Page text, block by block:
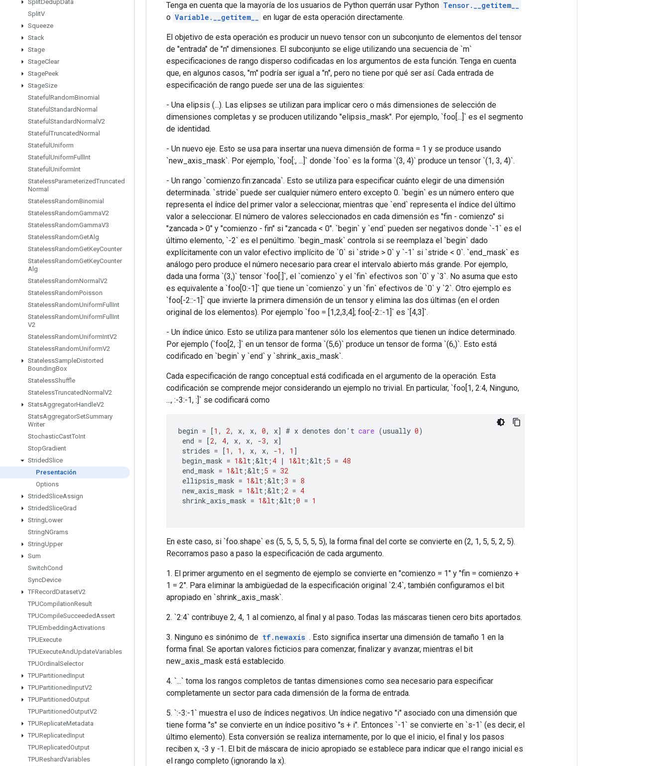
SplitDedupData
SplitV
Squeeze
Stack
Stage
StageClear
StagePeek
StageSize
Stateful RandomBinomial
Stateful StandardNormal
Stateful StandardNormal V2
Stateful TruncatedNormal
Stateful Uniform
Stateful UniformFull Int
Stateful UniformInt
StatelessParameterizedTruncated
Normal
StatelessRandomBinomial
StatelessRandomGammaV2
StatelessRandomGammaV3
StatelessRandomGetAlg
StatelessRandomGetKeyCounter
StatelessRandomGetKeyCounter
Alg
StatelessRandomNormal V2
StatelessRandomPoisson
StatelessRandomUniformFull Int
StatelessRandomUniformFull Int
V2
StatelessRandomUniformIntV2
StatelessRandomUniformV2
StatelessSampleDistorted
BoundingBox
StatelessShuffle
StatelessTruncatedNormal V2
StatsAggregatorHandleV2
StatsAggregatorSetSummary
Writer
StochasticCastToInt
StopGradient
StridedSlice
Presentación
Options
StridedSliceAssign
StridedSliceGrad
StringLower
StringNGrams
StringUpper
Sum
SwitchCond
SyncDevice
TFRecordDatasetV2
TPUCompilationResult
TPUCompileSucceededAssert
TPUEmbeddingActivations
TPUExecute
TPUExecuteAndUpdateVariables
TPUOrdinal Selector
TPUPartitionedInput
TPUPartitionedInputV2
TPUPartitionedOutput
TPUPartitionedOutputV2
TPUReplicateMetadata
TPUReplicatedInput
TPUReplicatedOutput
TPUReshardVariables
Tenga en cuenta que la mayoría de los usuarios de Python querrán usar Python Tensor.__getitem__
o Variable.__getitem__ en lugar de esta operación directamente.
El objetivo de esta operación es producir un nuevo tensor con un subconjunto de elementos del tensor
de "entrada" de "n" dimensiones. El subconjunto se elige utilizando una secuencia de `m`
especificaciones de rango disperso codificadas en los argumentos de esta función. Tenga en cuenta
que, en algunos casos, "m" podría ser igual a "n", pero no tiene por qué ser así. Cada entrada de
especificación de rango puede ser una de las siguientes:
- Una elipsis (...). Las elipses se utilizan para implicar cero o más dimensiones de selección de
dimensiones completas y se producen utilizando "elipsis_mask". Por ejemplo, `foo[...]` es el segmento
de identidad.
- Un nuevo eje. Esto se usa para insertar una nueva dimensión de forma = 1 y se produce usando
`new_axis_mask`. Por ejemplo, `foo[:, ...]` donde `foo` es la forma `(3, 4)` produce un tensor `(1, 3, 4)`.
- Un rango `comienzo:fin:zancada`. Esto se utiliza para especificar cuánto elegir de una dimensión
determinada. `stride` puede ser cualquier número entero excepto 0. `begin` es un número entero que
representa el índice del primer valor a seleccionar, mientras que `end` representa el índice del último
valor a seleccionar. El número de valores seleccionados en cada dimensión es "fin - comienzo" si
"zancada > 0" y "comienzo - fin" si "zancada < 0". `begin` y `end` pueden ser negativos donde `-1` es el
último elemento, `-2` es el penúltimo. `begin_mask` controla si se reemplaza el `begin` dado
explícitamente con un valor efectivo implícito de `0` si `stride > 0` y `-1` si `stride < 0`. `end_mask` es
análogo pero produce el número necesario para crear el intervalo abierto más grande. Por ejemplo,
dada una forma `(3,)` tensor `foo[:]`, el `comienzo` y el `fin` efectivos son `0` y `3`. No asuma que esto
es equivalente a `foo[0:-1]` que tiene un `comienzo` y un `fin` efectivos de `0` y `2`. Otro ejemplo es
`foo[-2::-1]` que invierte la primera dimensión de un tensor y elimina las dos últimas (en el orden
original de los elementos). Por ejemplo `foo = [1,2,3,4]; foo[-2::-1]` es `[4,3]`.
- Un índice único. Esto se utiliza para mantener sólo los elementos que tienen un índice determinado.
Por ejemplo (`foo[2, :]` en un tensor de forma `(5,6)` produce un tensor de forma `(6,)`. Esto está
codificado en `begin` y `end` y `shrink_axis_mask`.
Cada especificación de rango conceptual está codificada en el argumento de la operación. Esta
codificación se comprende mejor considerando un ejemplo no trivial. En particular, `foo[1, 2:4, Ninguno,
..., :-3:-1, :]` se codificará como
begin = [1 , 2, x, x, 0, x] # x denotes don ' t care (usually 0)
end = [2, 4, x, x, -3, x]
strides = [1 , 1 , x, x, -1 , 1 ]
begin_mask = 1&lt ;&lt ; 4 | 1&lt ;&lt ; 5 = 48
end_mask = 1&lt ;&lt ; 5 = 32
ellipsis_mask = 1&lt ;&lt ;3 = 8
new_axis_mask = 1&lt ;&lt ; 2 = 4
shrink_axis_mask = 1&lt ;&lt ;0 = 1
En este caso, si `foo.shape` es (5, 5, 5, 5, 5, 5), la forma final del corte se convierte en (2, 1, 5, 5, 2, 5).
Recorramos paso a paso la especificación de cada argumento.
1. El primer argumento en el segmento de ejemplo se convierte en "comienzo = 1" y "fin = comienzo +
1 = 2". Para eliminar la ambigüedad de la especificación original `2:4`, también configuramos el bit
apropiado en `shrink_axis_mask`.
2. `2:4` contribuye 2, 4, 1 al comienzo, al final y al paso. Todas las máscaras tienen cero bits aportados.
3. Ninguno es sinónimo de tf.newaxis . Esto significa insertar una dimensión de tamaño 1 en la
forma final. Se aportan valores ficticios para comenzar, finalizar y avanzar, mientras el bit
new_axis_mask está establecido.
4. `...` toma los rangos completos de tantas dimensiones como sea necesario para especificar
completamente un sector para cada dimensión de la forma de entrada.
5. `:-3:-1` muestra el uso de índices negativos. Un índice negativo "i" asociado con una dimensión que
tiene forma "s" se convierte en un índice positivo "s + i". Entonces `-1` se convierte en `s-1` (es decir, el
último elemento). Esta conversión se realiza internamente, por lo que el inicio, el final y los pasos
reciben x, -3 y -1. El bit de máscara de inicio apropiado se establece para indicar que el rango inicial es
el rango completo (ignorando la x).